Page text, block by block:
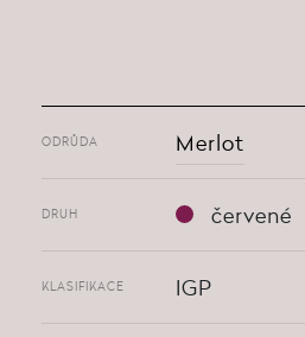
ODRŮDA Merlot
DRUH červené
KLASIFIKACE IGP